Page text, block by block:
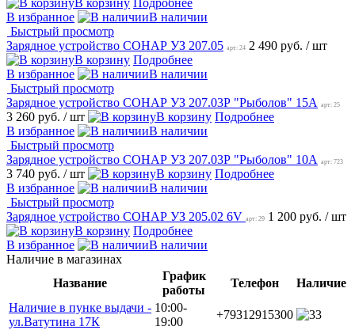
В избранное
В наличии
Быстрый просмотр
Зарядное устройство СОНАР УЗ 207.05 арт: 24 2 490 руб. / шт
В корзину Подробнее
В избранное
В наличии
Быстрый просмотр
Зарядное устройство СОНАР УЗ 207.03Р "Рыболов" 15А
арт: 25
3 260 руб. / шт В корзину Подробнее
В избранное
В наличии
Быстрый просмотр
Зарядное устройство СОНАР УЗ 207.03Р "Рыболов" 10А
арт: 723
3 740 руб. / шт В корзину Подробнее
В избранное
В наличии
Быстрый просмотр
Зарядное устройство СОНАР УЗ 205.02 6V арт: 29 1 200 руб. / шт
В корзину Подробнее
В избранное
В наличии
Наличие в магазинах
Название
График
работы
Телефон
Наличие
Наличие в пунке выдачи -
ул.Ватутина 17К
10:00-
19:00
+79312915300
3